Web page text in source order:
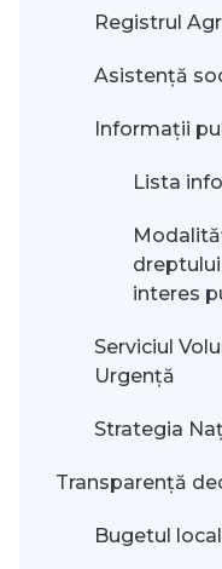
Registrul
Asistență
Informații
Lista
interes
Serviciul
Urgență
Strategia
Transparență
Bugetul